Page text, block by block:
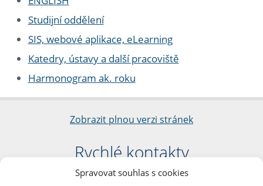
Spravovat souhlas s cookies
Studijní oddělení
SIS, webové aplikace, eLearning
Katedry, ústavy a další pracoviště
Harmonogram ak. roku
Zobrazit plnou verzi stránek
Rychlé kontakty
Filozofická fakulta